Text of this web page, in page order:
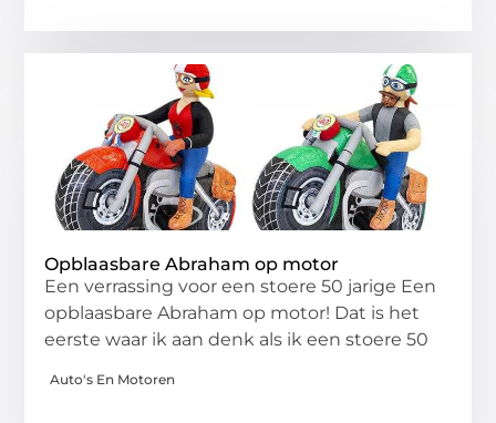
Opblaasbare Abraham op motor
Een verrassing voor een stoere 50 jarige Een
opblaasbare Abraham op motor! Dat is het
eerste waar ik aan denk als ik een stoere 50
Auto's En Motoren